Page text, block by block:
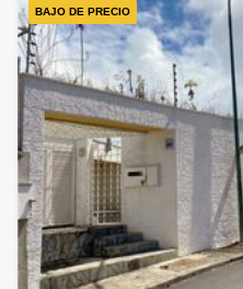
BAJO DE PRECIO